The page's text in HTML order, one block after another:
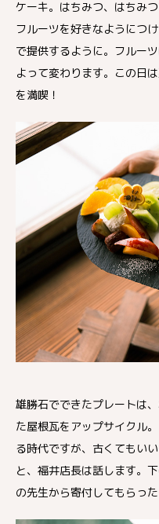
ケーキ。はちみつ、はちみ
フルーツを好きなようにつ
で提供するように。フルー
よって変わります。この日
を満喫！
雄勝石でできたプレートは
た屋根瓦をアップサイクル
る時代ですが、古くてもい
と、福井店長は話します。
の先生から寄付してもらった